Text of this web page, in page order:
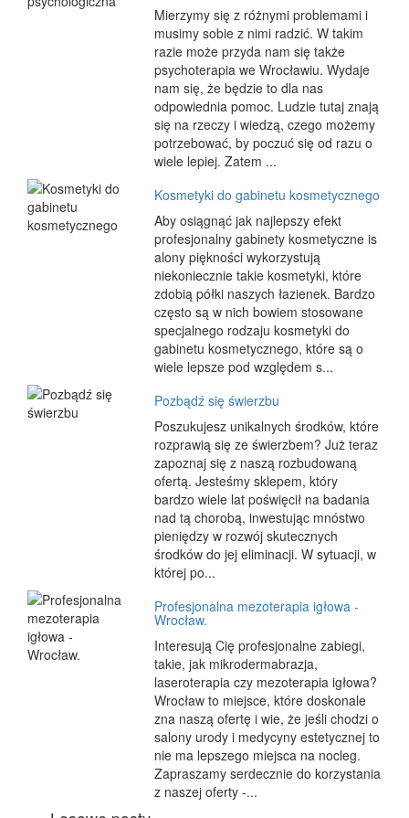
Mierzymy się z różnymi problemami i
musimy sobie z nimi radzić. W takim
razie może przyda nam się także
psychoterapia we Wrocławiu. Wydaje
nam się, że będzie to dla nas
odpowiednia pomoc. Ludzie tutaj znają
się na rzeczy i wiedzą, czego możemy
potrzebować, by poczuć się od razu o
wiele lepiej. Zatem ...
Kosmetyki do gabinetu kosmetycznego
Aby osiągnąć jak najlepszy efekt
profesjonalny gabinety kosmetyczne is
alony piękności wykorzystują
niekoniecznie takie kosmetyki, które
zdobią półki naszych łazienek. Bardzo
często są w nich bowiem stosowane
specjalnego rodzaju kosmetyki do
gabinetu kosmetycznego, które są o
wiele lepsze pod względem s...
Pozbądź się świerzbu
Poszukujesz unikalnych środków, które
rozprawią się ze świerzbem? Już teraz
zapoznaj się z naszą rozbudowaną
ofertą. Jesteśmy sklepem, który
bardzo wiele lat poświęcił na badania
nad tą chorobą, inwestując mnóstwo
pieniędzy w rozwój skutecznych
środków do jej eliminacji. W sytuacji, w
której po...
Profesjonalna mezoterapia igłowa -
Wrocław.
Interesują Cię profesjonalne zabiegi,
takie, jak mikrodermabrazja,
laseroterapia czy mezoterapia igłowa?
Wrocław to miejsce, które doskonale
zna naszą ofertę i wie, że jeśli chodzi o
salony urody i medycyny estetycznej to
nie ma lepszego miejsca na nocleg.
Zapraszamy serdecznie do korzystania
z naszej oferty -...